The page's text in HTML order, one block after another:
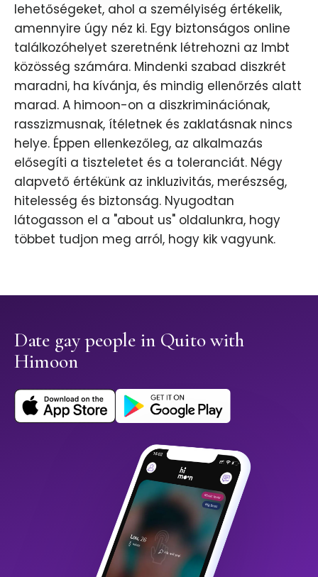
lehetőségeket, ahol a személyiség értékelik,
amennyire úgy néz ki. Egy biztonságos online
találkozóhelyet szeretnénk létrehozni az lmbt
közösség számára. Mindenki szabad diszkrét
maradni, ha kívánja, és mindig ellenőrzés alatt
marad. A himoon-on a diszkriminációnak,
rasszizmusnak, ítéletnek és zaklatásnak nincs
helye. Éppen ellenkezőleg, az alkalmazás
elősegíti a tiszteletet és a toleranciát. Négy
alapvető értékünk az inkluzivitás, merészség,
hitelesség és biztonság. Nyugodtan
látogasson el a "about us" oldalunkra, hogy
többet tudjon meg arról, hogy kik vagyunk.
Date gay people in Quito with
Himoon